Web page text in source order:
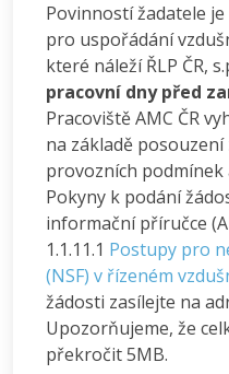
Povinností žadatele
pro uspořádání
které náleží ŘLP ČR,
pracovní dny před
Pracoviště AMC ČR
na základě
provozních podmínek
Pokyny k podání
informační příručce
1.1.11.1 Postupy pro
(NSF) v řízeném
žádosti zasílejte na
Upozorňujeme, že
překročit 5MB.